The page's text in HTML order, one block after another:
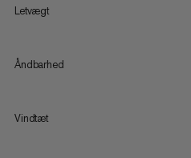
Letvægt
Åndbarhed
Vindtæt